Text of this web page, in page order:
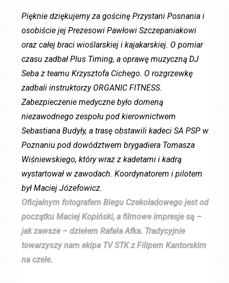
Pięknie dziękujemy za gościnę Przystani Posnania i
osobiście jej Prezesowi Pawłowi Szczepaniakowi
oraz całej braci wioślarskiej i kajakarskiej. O pomiar
czasu zadbał Plus Timing, a oprawę muzyczną DJ
Seba z teamu Krzysztofa Cichego. O rozgrzewkę
zadbali instruktorzy ORGANIC FITNESS.
Zabezpieczenie medyczne było domeną
niezawodnego zespołu pod kierownictwem
Sebastiana Budyły, a trasę obstawili kadeci SA PSP w
Poznaniu pod dowództwem brygadiera Tomasza
Wiśniewskiego, który wraz z kadetami i kadrą
wystartował w zawodach. Koordynatorem i pilotem
był Maciej Józefowicz.
Oficjalnym fotografem Biegu Czekoladowego jest od
początku Maciej Kopiński, a filmowe impresje są –
jak zawsze – dziełem Rafała Afka. Tradycyjnie
towarzyszy nam ekipa TV STK z Filipem Kantorskim
na czele.